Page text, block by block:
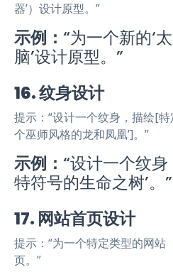
器’）设计原型。”
示例： “为一个新的‘
脑’设计原型。”
16. 纹身设计
提示：“设计一个纹身，描绘[
个巫师风格的龙和凤凰’]。”
示例： “设计一个纹
特符号的生命之树’。”
17. 网站首页设计
提示：“为一个特定类型的网站
页。”